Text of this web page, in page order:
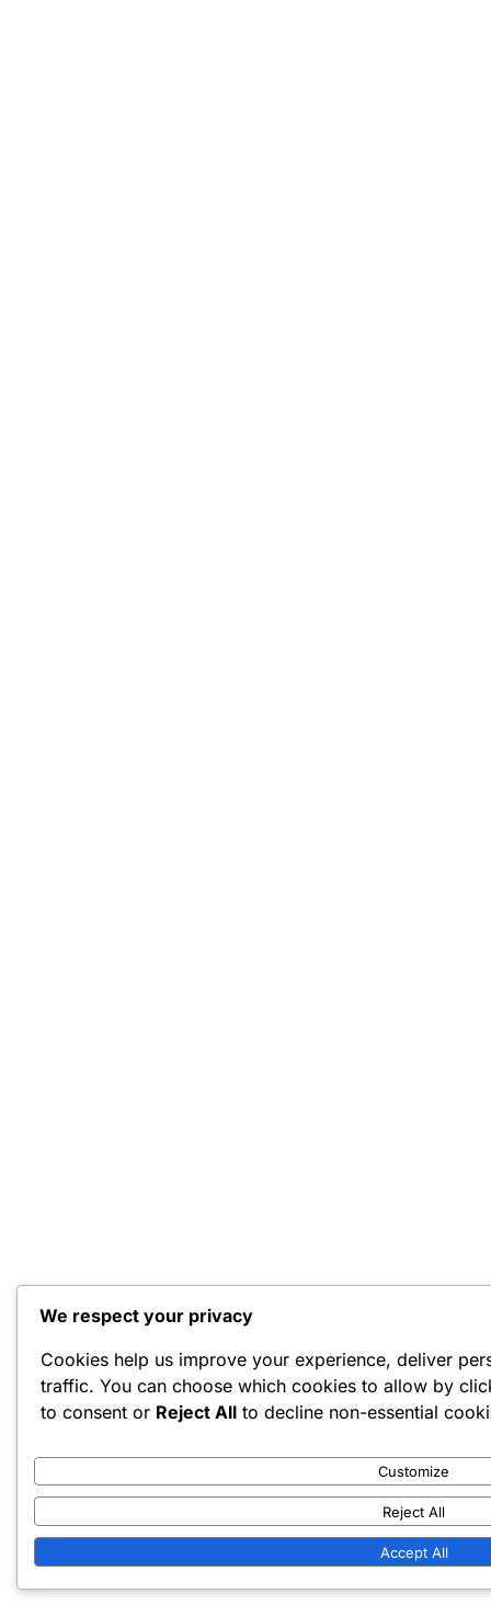
We respect your privacy
Cookies help us improve your experience, deliver
traffic. You can choose which cookies to allow by
to consent or Reject All to decline non-essential
Customize
Reject All
Accept All